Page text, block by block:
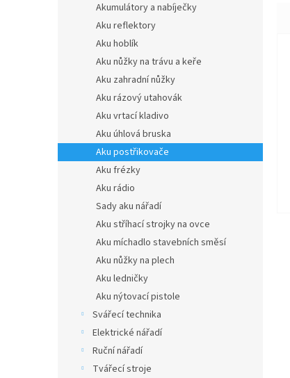
Akumulátory a nabíječky
Aku reflektory
Aku hoblík
Aku nůžky na trávu a keře
Aku zahradní nůžky
Aku rázový utahovák
Aku vrtací kladivo
Aku úhlová bruska
Aku postřikovače
Aku frézky
Aku rádio
Sady aku nářadí
Aku stříhací strojky na ovce
Aku míchadlo stavebních směsí
Aku nůžky na plech
Aku ledničky
Aku nýtovací pistole
Svářecí technika
Elektrické nářadí
Ruční nářadí
Tvářecí stroje